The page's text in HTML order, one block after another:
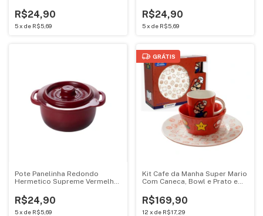
R$24,90
5x de R$5,69
R$24,90
5 x de R$5,69
Pote Panelinha Redondo
Hermetico Supreme Vermelha
R$24,90
5x de R$5,69
GRÁTIS
Kit Cafe da Manha Super Mario
Com Caneca, Bowl e Prato em
10025668
R$169,90
12 x de R$17,29